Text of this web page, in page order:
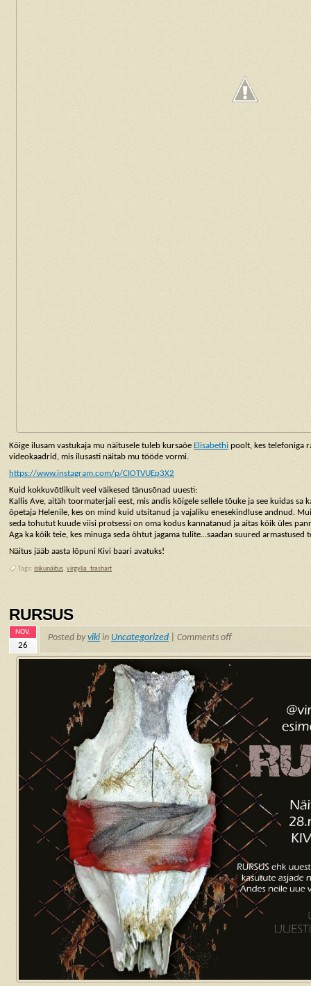
Kõige ilusam vastukaja mu näitusele tuleb kursaõe Elisabethi poolt, kes telefoniga
videokaadrid, mis ilusasti näitab mu tööde vormi.
https://www.instagram.com/p/CIOTVUEp3X2
Kuid kokkuvõtlikult veel väikesed tänusõnad uuesti:
Kallis Ave, aitäh toormaterjali eest, mis andis kõigele sellele tõuke ja see kuidas sa
õpetaja Helenile, kes on mind kuid utsitanud ja vajaliku enesekindluse andnud.
seda tohutut kuude viisi protsessi on oma kodus kannatanud ja aitas kõik üles
Aga ka kõik teie, kes minuga seda õhtut jagama tulite…saadan suured armastused
Näitus jääb aasta lõpuni Kivi baari avatuks!
Tags: isikunäitus, virgylia_trashart
RURSUS
NOV.
26
Posted byviki in Uncategorized Comments off